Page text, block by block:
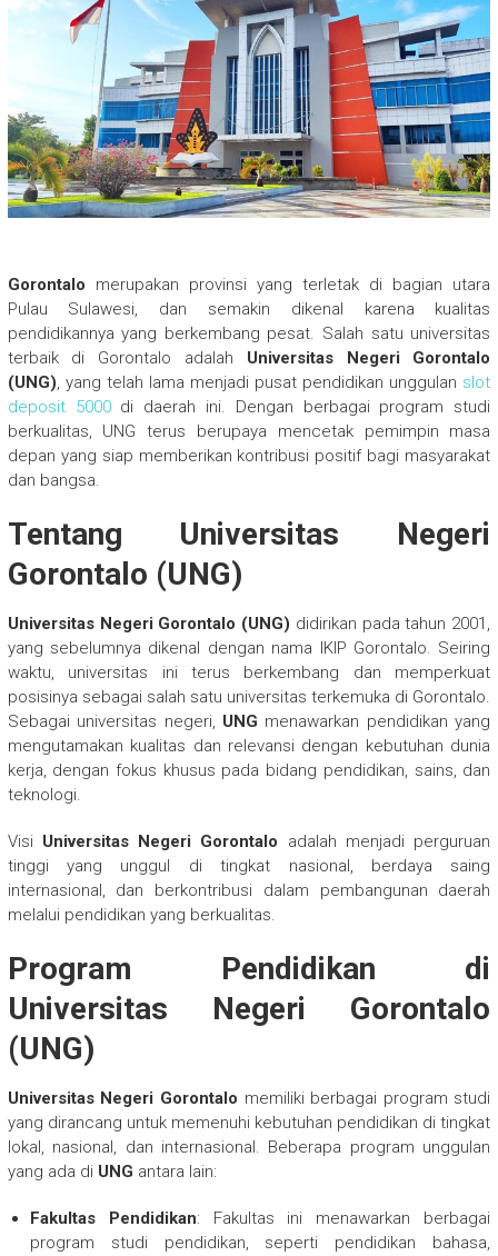
Gorontalo merupakan provinsi yang terletak di bagian utara
Pulau Sulawesi, dan semakin dikenal karena kualitas
pendidikannya yang berkembang pesat. Salah satu universitas
terbaik di Gorontalo adalah Universitas Negeri Gorontalo
(UNG), yang telah lama menjadi pusat pendidikan unggulan slot
deposit 5000di daerah ini. Dengan berbagai program studi
berkualitas, UNG terus berupaya mencetak pemimpin masa
depan yang siap memberikan kontribusi positif bagi masyarakat
dan bangsa.
Tentang Universitas Negeri
Gorontalo (UNG)
Universitas Negeri Gorontalo (UNG) didirikan pada tahun 2001,
yang sebelumnya dikenal dengan nama IKIP Gorontalo. Seiring
waktu, universitas ini terus berkembang dan memperkuat
posisinya sebagai salah satu universitas terkemuka di Gorontalo.
Sebagai universitas negeri, UNG menawarkan pendidikan yang
mengutamakan kualitas dan relevansi dengan kebutuhan dunia
kerja, dengan fokus khusus pada bidang pendidikan, sains, dan
teknologi.
Visi Universitas Negeri Gorontalo adalah menjadi perguruan
tinggi yang unggul di tingkat nasional, berdaya saing
internasional, dan berkontribusi dalam pembangunan daerah
melalui pendidikan yang berkualitas.
Program Pendidikan di
Universitas Negeri Gorontalo
(UNG)
Universitas Negeri Gorontalo memiliki berbagai program studi
yang dirancang untuk memenuhi kebutuhan pendidikan di tingkat
lokal, nasional, dan internasional. Beberapa program unggulan
yang ada di UNG antara lain:
Fakultas Pendidikan: Fakultas ini menawarkan berbagai
program studi pendidikan, seperti pendidikan bahasa,